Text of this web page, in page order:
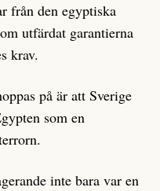
från den egyptiska
utfärdat garantierna
krav.
på är att Sverige
som en
inte bara var en